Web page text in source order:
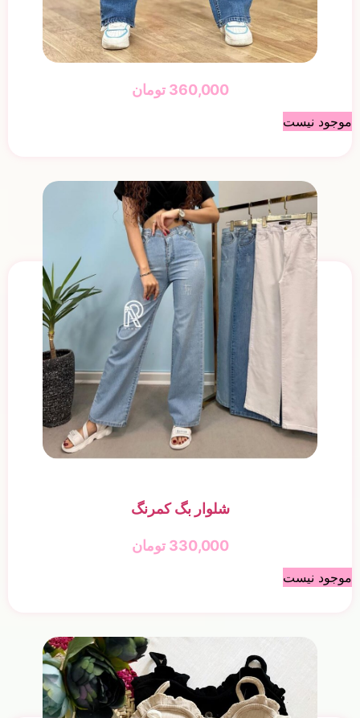
360,000 تومان
موجود نیست
شلوار بگ کمرنگ
330,000 تومان
موجود نیست